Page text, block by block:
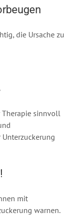
die Ursache zu
Therapie sinnvoll
mit
warnen.